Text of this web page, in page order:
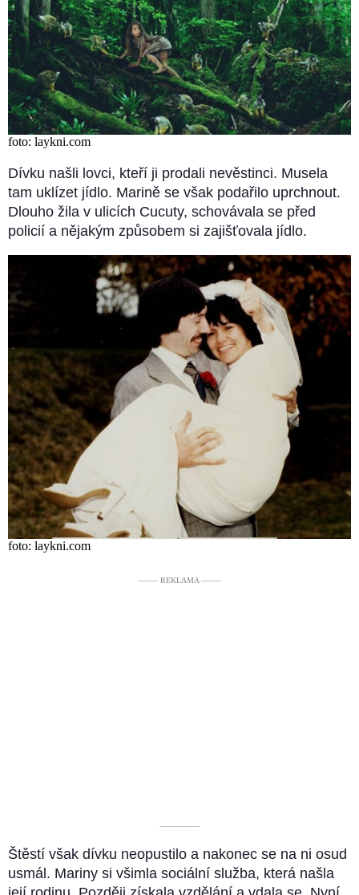
foto: laykni.com
Dívku našli lovci, kteří ji prodali nevěstinci. Musela
tam uklízet jídlo. Marině se však podařilo uprchnout.
Dlouho žila v ulicích Cucuty, schovávala se před
policií a nějakým způsobem si zajišťovala jídlo.
foto: laykni.com
––––– REKLAMA –––––
––––––––––
Štěstí však dívku neopustilo a nakonec se na ni osud
usmál. Mariny si všimla sociální služba, která našla